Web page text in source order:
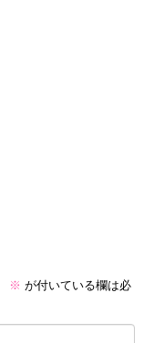
※ が付いている欄は必